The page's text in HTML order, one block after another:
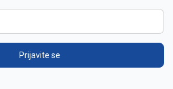
Prijavite se